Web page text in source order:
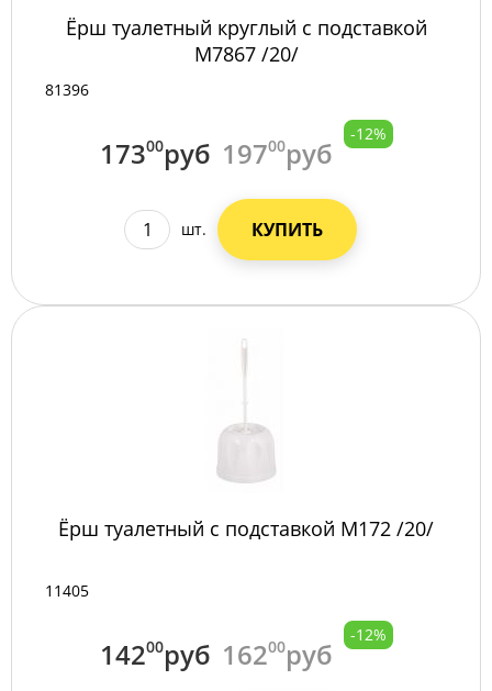
Ёрш туалетный круглый с подставкой
М7867 /20/
81396
17300руб 19700руб
-12%
шт. КУПИТЬ
Ёрш туалетный с подставкой М172 /20/
11405
14200руб 16200руб
-12%